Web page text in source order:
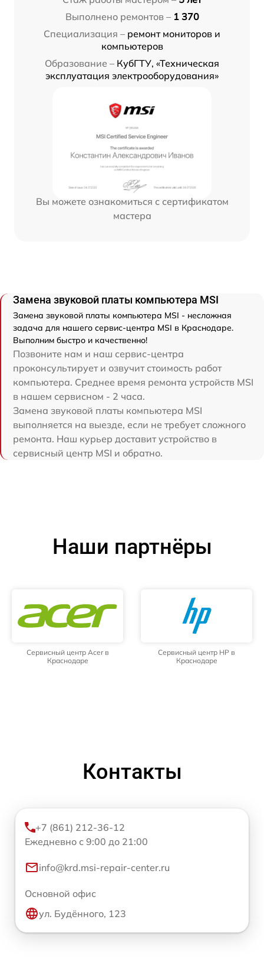
Выполнено ремонтов – 1 370
Специализация – ремонт мониторов и
компьютеров
Образование – КубГТУ, «Техническая
эксплуатация электрооборудования»
Вы можете ознакомиться с сертификатом
мастера
Замена звуковой платы компьютера MSI
Замена звуковой платы компьютера MSI - несложная
задача для нашего сервис-центра MSI в Краснодаре.
Выполним быстро и качественно!
Позвоните нам и наш сервис-центра
проконсультирует и озвучит стоимость работ
компьютера. Среднее время ремонта устройств MSI
в нашем сервисном - 2 часа.
Замена звуковой платы компьютера MSI
выполняется на выезде, если не требует сложного
ремонта. Наш курьер доставит устройство в
сервисный центр MSI и обратно.
Наши партнёры
Сервисный центр Acer в
Краснодаре
Сервисный центр HP в
Краснодаре
Контакты
+7 (861) 212-36-12
Ежедневно с 9:00 до 21:00
info@krd.msi-repair-center.ru
Основной офис
ул. Будённого, 123